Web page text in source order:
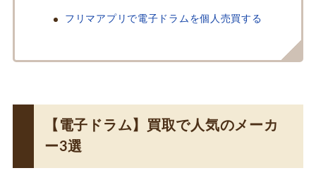
フリマアプリで電子ドラムを個人売買する
【電子ドラム】買取で人気のメーカ
ー3選